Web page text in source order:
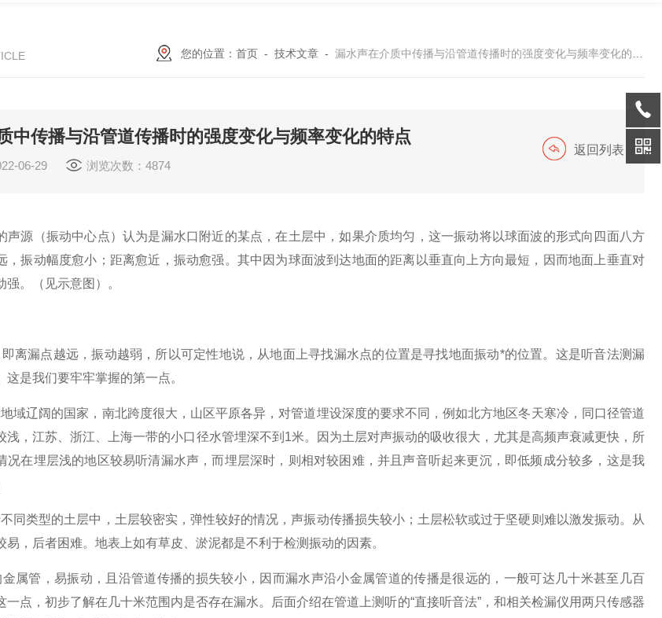
您的位置： 首页- 技术文章- 漏水声在介质中传播与沿管道传播时的强度变化与频率变化的特点
中传播与沿管道传播时的强度变化与频率变化的特点
06-29 浏览次数：4874
返回列表
声源（振动中心点）认为是漏水口附近的某点，在土层中，如果介质均匀，这一振动将以球面波的形式向四面八方
，振动幅度愈小；距离愈近，振动愈强。其中因为球面波到达地面的距离以垂直向上方向最短，因而地面上垂直对
。（见示意图）。
离漏点越远，振动越弱，所以可定性地说，从地面上寻找漏水点的位置是寻找地面振动*的位置。这是听音法测漏
这是我们要牢牢掌握的第一点。
域辽阔的国家，南北跨度很大，山区平原各异，对管道埋设深度的要求不同，例如北方地区冬天寒冷，同口径管道
浅，江苏、浙江、上海一带的小口径水管埋深不到1米。因为土层对声振动的吸收很大，尤其是高频声衰减更快，所
况在埋层浅的地区较易听清漏水声，而埋层深时，则相对较困难，并且声音听起来更沉，即低频成分较多，这是我
同类型的土层中，土层较密实，弹性较好的情况，声振动传播损失较小；土层松软或过于坚硬则难以激发振动。从
易，后者困难。地表上如有草皮、淤泥都是不利于检测振动的因素。
属管，易振动，且沿管道传播的损失较小，因而漏水声沿小金属管道的传播是很远的，一般可达几十米甚至几百
一点，初步了解在几十米范围内是否存在漏水。后面介绍在管道上测听的“直接听音法”，和相关检漏仪用两只传感器